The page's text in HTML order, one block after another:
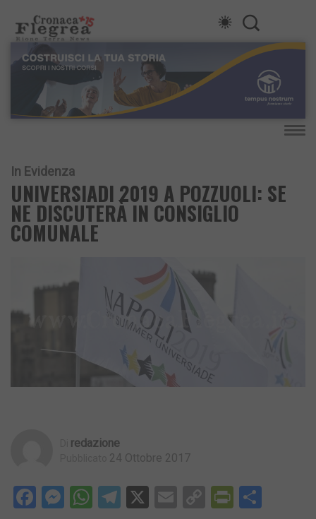
In Evidenza
UNIVERSIADI 2019 A POZZUOLI: SE
NE DISCUTERÀ IN CONSIGLIO
COMUNALE
Redazione
24 Ottobre 2017
Facebook
Messenger
WhatsApp
Telegram
X EmailCopy